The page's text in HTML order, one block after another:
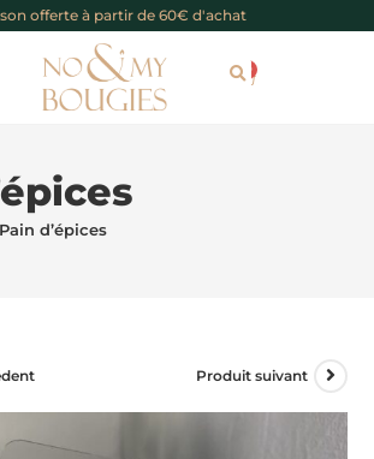
offerte à partir de 60€ d'achat
0
Pain d’épices
Produit suivant